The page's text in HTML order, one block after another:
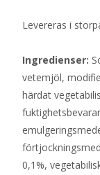
Levereras i
Ingredienser:
vetemjöl,
härdat
0,1%,